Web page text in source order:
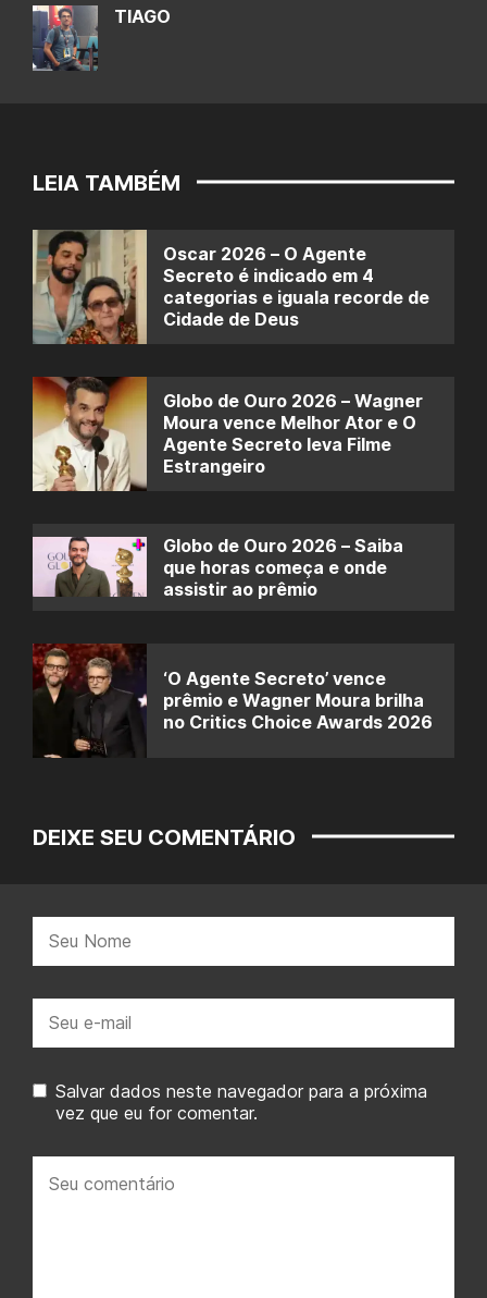
TIAGO
LEIA TAMBÉM
Oscar 2026 – O Agente
Secreto é indicado em 4
categorias e iguala recorde de
Cidade de Deus
Globo de Ouro 2026 – Wagner
Moura vence Melhor Ator e O
Agente Secreto leva Filme
Estrangeiro
Globo de Ouro 2026 – Saiba
que horas começa e onde
assistir ao prêmio
‘O Agente Secreto’ vence
prêmio e Wagner Moura brilha
no Critics Choice Awards 2026
DEIXE SEU COMENTÁRIO
mail:
Salvar dados neste navegador para a próxima
vez que eu for comentar.
comentário: